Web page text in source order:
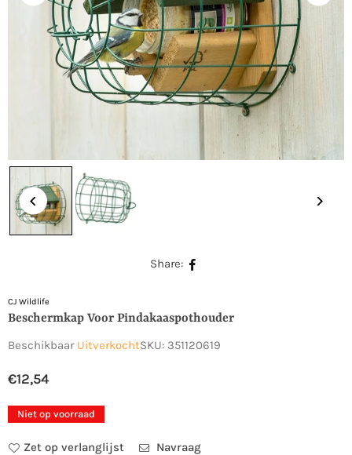
Share:
CJ Wildlife
Beschermkap Voor Pindakaaspothouder
Beschikbaar UitverkochtSKU: 351120619
Normale
prijs
€12,54
Niet op voorraad
Zet op verlanglijst Navraag